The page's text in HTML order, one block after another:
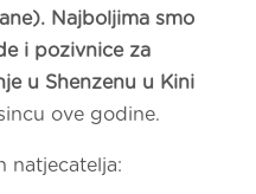
Najboljima smo
i pozivnice za
u Shenzenu u Kini
ove godine.
natjecatelja: